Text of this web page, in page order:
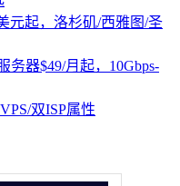
元起，洛杉矶/西雅图/圣
务器$49/月起，10Gbps-
双ISP属性